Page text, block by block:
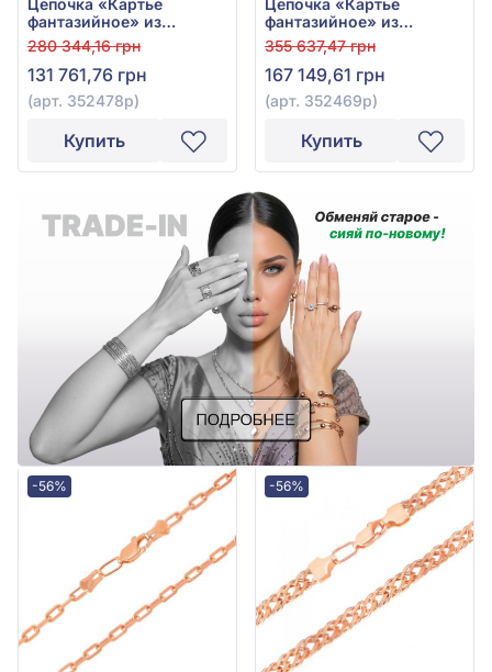
Цепочка «Картье
фантазийное» из
красно-белого золота
585°, без вставки, арт.
352478р
280 344,16 грн
131 761,76 грн
(арт. 352478р)
Купить
Цепочка «Картье
фантазийное» из
красно-белого золота
585° без вставки, арт.
352469р
355 637,47 грн
167 149,61 грн
(арт. 352469р)
Купить
-56% -56%